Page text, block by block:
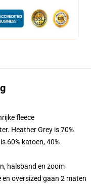
fleece
Heather Grey is 70%
60% katoen, 40%
halsband en zoom
oversized gaan 2 maten